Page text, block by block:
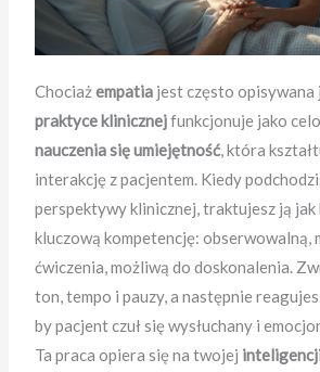
Chociażempatia jest często opisywana
praktyce klinicznejfunkcjonuje jako
nauczenia się umiejętność, która
interakcję z pacjentem. Kiedy
perspektywy klinicznej, traktujesz ją jak
kluczową kompetencję: obserwowalną,
ćwiczenia, możliwą do doskonalenia.
ton, tempo i pauzy, a następnie
by pacjent czuł się wysłuchany i
Ta praca opiera się na twojej